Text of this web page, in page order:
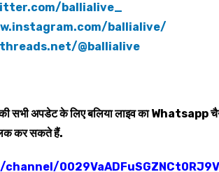
ballialive_
ballialive/
@ballialive
सभी अपडेट के लिए बलिया लाइव काWhatsapp
कर सकते हैं.